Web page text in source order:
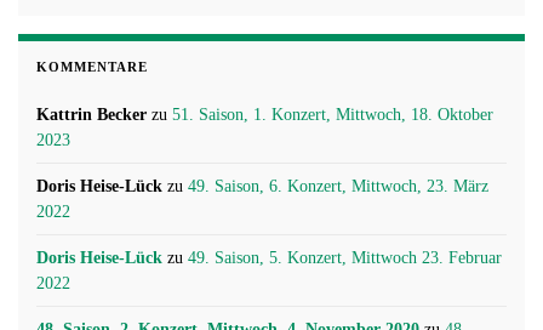
KOMMENTARE
Kattrin Becker zu 51. Saison, 1. Konzert, Mittwoch, 18. Oktober
2023
Doris Heise-Lück zu 49. Saison, 6. Konzert, Mittwoch, 23. März
2022
Doris Heise-Lück zu 49. Saison, 5. Konzert, Mittwoch 23. Februar
2022